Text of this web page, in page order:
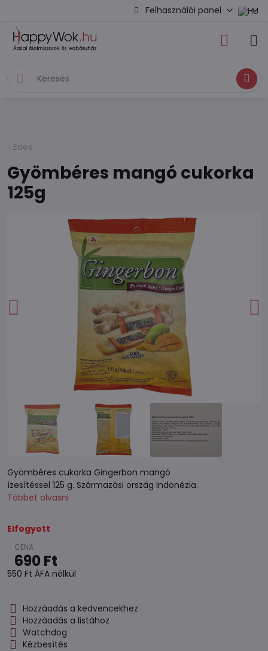
Felhasználói panel
Keresés
Édes
Gyömbéres mangó cukorka
125g
Gyömbéres cukorka Gingerbon mangó
ízesítéssel 125 g. Származási ország Indonézia.
Többet olvasni
Elfogyott
690 Ft
550 Ft ÁFA nélkül
Hozzáadás a kedvencekhez
Hozzáadás a listához
Watchdog
Kézbesítés